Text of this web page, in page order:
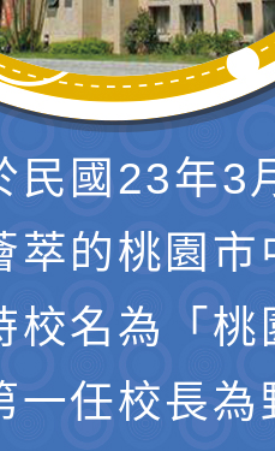
民國23年3
萃的桃園市
校名為「桃
一任校長為